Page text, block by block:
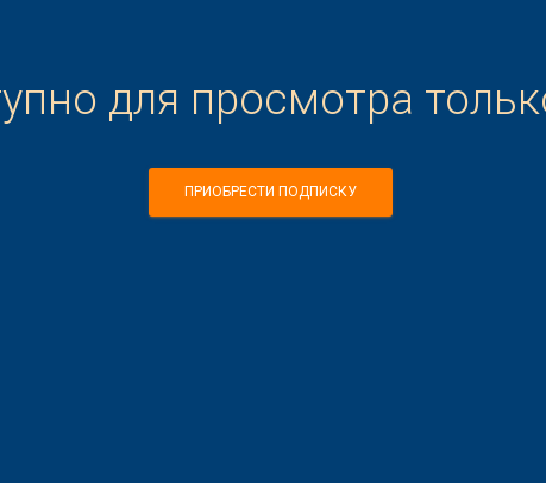
для просмотра
ПРИОБРЕСТИ ПОДПИСКУ